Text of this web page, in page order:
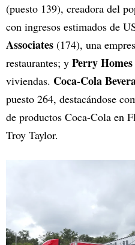
(puesto 139), creadora del
con ingresos estimados de
Associates (174), una
restaurantes; y Perry Homes
viviendas. Coca-Cola
puesto 264, destacándose
de productos Coca-Cola en
Troy Taylor.